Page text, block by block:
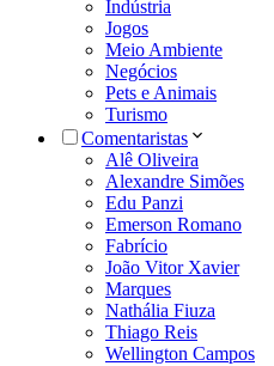
Indústria
Jogos
Meio Ambiente
Negócios
Pets e Animais
Turismo
Comentaristas
Alê Oliveira
Alexandre Simões
Edu Panzi
Emerson Romano
Fabrício
João Vitor Xavier
Marques
Nathália Fiuza
Thiago Reis
Wellington Campos